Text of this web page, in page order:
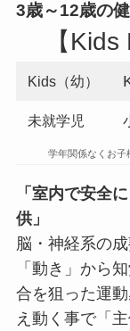
3歳～12歳の
【
Kids（幼）
未就学児
学年関係なくお子
「室内で安全
供」
脳・神経系の
「動き」から
合を狙った運
え動く事で「